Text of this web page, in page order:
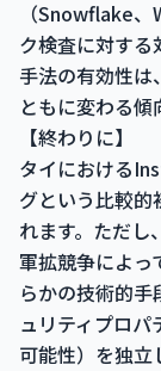
（Snowflake
ク検査に対する
手法の有効性は
ともに変わる傾
【終わりに】
タイにおける
グという比較的
れます。ただし
軍拡競争によっ
らかの技術的
ュリティプロ
可能性）を独立